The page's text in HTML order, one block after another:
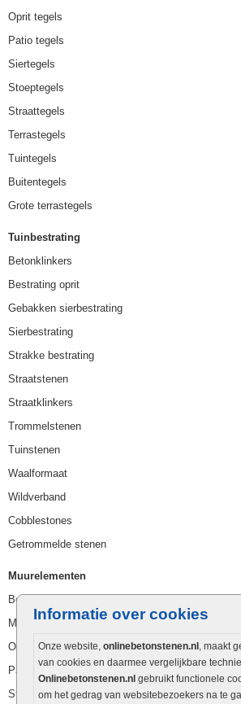
Informatie over cookies
Onze website, onlinebetonstenen.nl , maakt
van cookies en daarmee vergelijkbare
Onlinebetonstenen.nl gebruikt functionele
om het gedrag van websitebezoekers na te
Oprit tegels
Patio tegels
Siertegels
Stoeptegels
Straattegels
Terrastegels
Tuintegels
Buitentegels
Grote terrastegels
Tuinbestrating
Betonklinkers
Bestrating oprit
Gebakken sierbestrating
Sierbestrating
Strakke bestrating
Straatstenen
Straatklinkers
Trommelstenen
Tuinstenen
Waalformaat
Wildverband
Cobblestones
Getrommelde stenen
Muurelementen
Betonbielzen
Muurstenen
Opsluitbanden
Palissaden
Stapelblokken